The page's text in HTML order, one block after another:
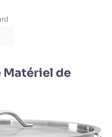
Matériel de